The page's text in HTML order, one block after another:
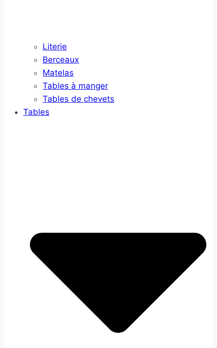
Literie
Berceaux
Matelas
Tables à manger
Tables de chevets
Tables